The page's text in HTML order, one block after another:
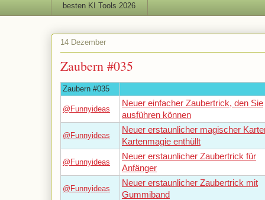
besten KI Tools 2026
14 Dezember
Zaubern #035
Zaubern #035
@Funnyideas
Neuer einfacher Zaubertrick, den Sie
ausführen können
@Funnyideas
Neuer erstaunlicher magischer
Kartenmagie enthüllt
@Funnyideas
Neuer erstaunlicher Zaubertrick für
Anfänger
@Funnyideas
Neuer erstaunlicher Zaubertrick mit
Gummiband